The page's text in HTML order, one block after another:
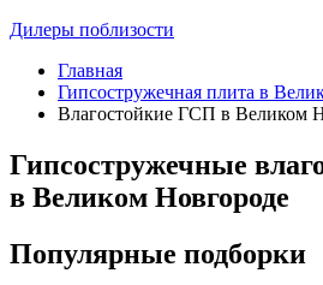
Дилеры поблизости
Главная
Гипсостружечная плита в
Влагостойкие ГСП в Великом
Гипсостружечные
в Великом Новгороде
Популярные подборки